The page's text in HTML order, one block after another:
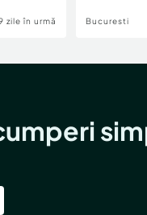
zile în urmă Bucuresti